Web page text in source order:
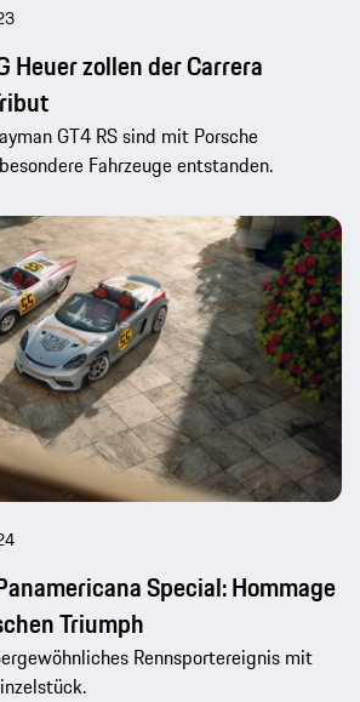
Heuer zollen der Carrera
GT4 RS sind mit Porsche
Fahrzeuge entstanden.
Special: Hommage
Triumph
Rennsportereignis mit